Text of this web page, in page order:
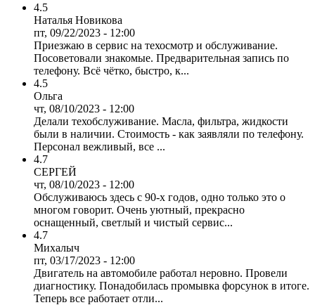
4.5
Наталья Новикова
пт, 09/22/2023 - 12:00
Приезжаю в сервис на техосмотр и обслуживание.
Посоветовали знакомые. Предварительная запись по
телефону. Всё чётко, быстро, к...
4.5
Ольга
чт, 08/10/2023 - 12:00
Делали техобслуживание. Масла, фильтра, жидкости
были в наличии. Стоимость - как заявляли по телефону.
Персонал вежливый, все ...
4.7
СЕРГЕЙ
чт, 08/10/2023 - 12:00
Обслуживаюсь здесь с 90-х годов, одно только это о
многом говорит. Очень уютный, прекрасно
оснащенный, светлый и чистый сервис...
4.7
Михалыч
пт, 03/17/2023 - 12:00
Двигатель на автомобиле работал неровно. Провели
диагностику. Понадобилась промывка форсунок в итоге.
Теперь все работает отли...